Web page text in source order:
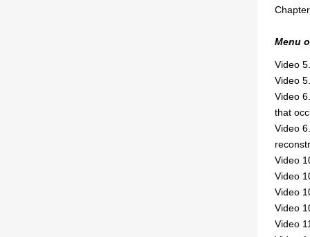
Menu
Video
Video
Video
that
Video
Video
Video
Video
Video
Video